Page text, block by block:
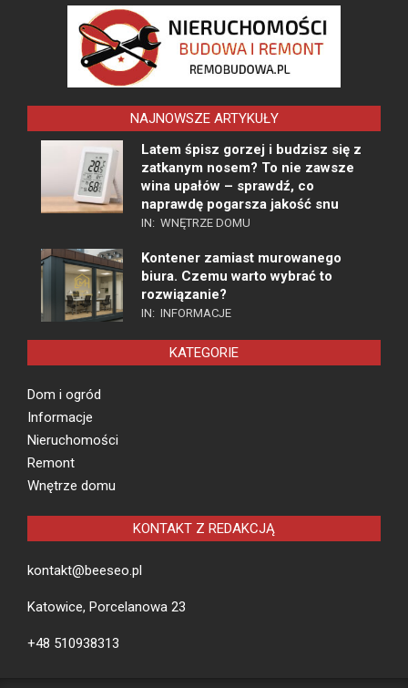
NAJNOWSZE ARTYKUŁY
Latem śpisz gorzej i budzisz się z
zatkanym nosem? To nie zawsze
wina upałów – sprawdź, co
naprawdę pogarsza jakość snu
IN: WNĘTRZE DOMU
Kontener zamiast murowanego
biura. Czemu warto wybrać to
rozwiązanie?
IN: INFORMACJE
KATEGORIE
Dom i ogród
Informacje
Nieruchomości
Remont
Wnętrze domu
KONTAKT Z REDAKCJĄ
kontakt@beeseo.pl
Katowice, Porcelanowa 23
+48 510938313